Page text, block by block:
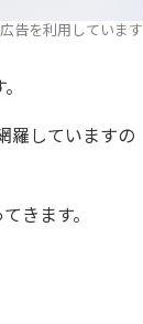
告を利用しています
羅していますの
きます。